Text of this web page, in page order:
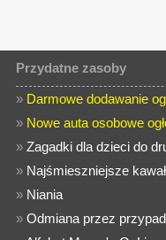
Przydatne zasoby
» Darmowe dodawanie
» Nowe auta osobowe
»Zagadki dla dzieci do
» Najśmieszniejsze
» Niania
»Odmiana przez